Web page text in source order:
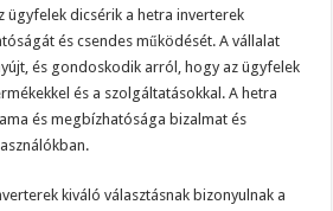
ügyfelek dicsérik a hetra inverterek
és csendes működését. A vállalat
és gondoskodik arról, hogy az ügyfelek
és a szolgáltatásokkal. A hetra
és megbízhatósága bizalmat és
kiváló választásnak bizonyulnak a